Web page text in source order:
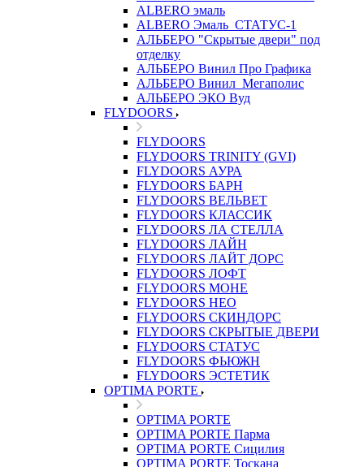
ALBERO эмаль
ALBERO Эмаль_СТАТУС-1
АЛЬБЕРО "Скрытые двери" под
отделку
АЛЬБЕРО Винил Про Графика
АЛЬБЕРО Винил_Мегаполис
АЛЬБЕРО ЭКО Вуд
FLYDOORS
FLYDOORS
FLYDOORS TRINITY (GVI)
FLYDOORS АУРА
FLYDOORS БАРН
FLYDOORS ВЕЛЬВЕТ
FLYDOORS КЛАССИК
FLYDOORS ЛА СТЕЛЛА
FLYDOORS ЛАЙН
FLYDOORS ЛАЙТ ДОРС
FLYDOORS ЛОФТ
FLYDOORS МОНЕ
FLYDOORS НЕО
FLYDOORS СКИНДОРС
FLYDOORS СКРЫТЫЕ ДВЕРИ
FLYDOORS СТАТУС
FLYDOORS ФЬЮЖН
FLYDOORS ЭСТЕТИК
OPTIMA PORTE
OPTIMA PORTE
OPTIMA PORTE Парма
OPTIMA PORTE Сицилия
OPTIMA PORTE Тоскана